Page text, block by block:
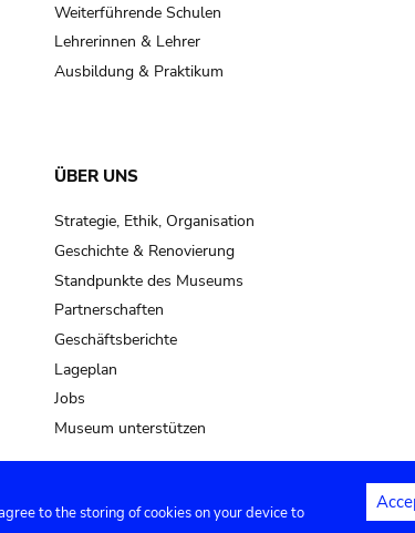
Weiterführende Schulen
Lehrerinnen & Lehrer
Ausbildung & Praktikum
ÜBER UNS
Strategie, Ethik, Organisation
Geschichte & Renovierung
Standpunkte des Museums
Partnerschaften
Geschäftsberichte
Lageplan
Jobs
Museum unterstützen
Privacy settings
to the storing of cookies on your device to